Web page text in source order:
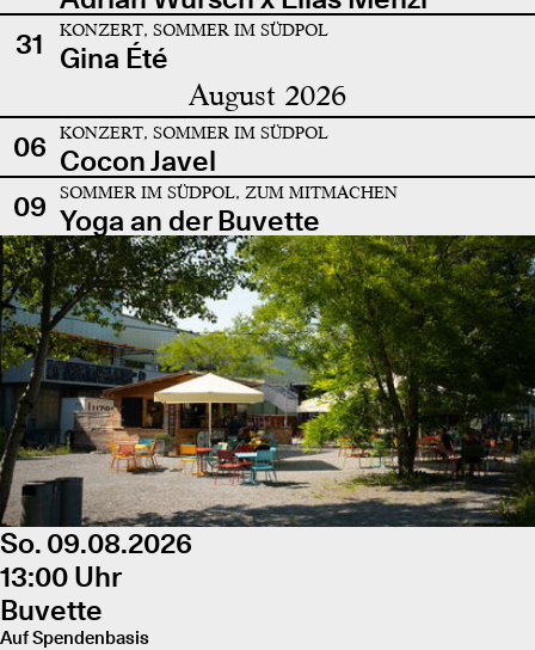
31
KONZERT, SOMMER IM SÜDPOL
Gina Été
August 2026
06 KONZERT, SOMMER IM SÜDPOL
Cocon Javel
09
SOMMER IM SÜDPOL, ZUM MITMACHEN
Yoga an der Buvette
So. 09.08.2026
13:00 Uhr
Buvette
Auf Spendenbasis